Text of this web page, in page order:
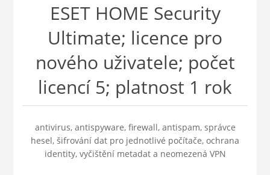
ESET HOME Security
Ultimate; licence pro
nového uživatele; počet
licencí 5; platnost 1 rok
antivirus, antispyware, firewall, antispam, správce
hesel, šifrování dat pro jednotlivé počítače, ochrana
identity, vyčištění metadat a neomezená VPN